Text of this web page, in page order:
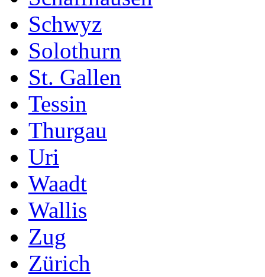
Schwyz
Solothurn
St. Gallen
Tessin
Thurgau
Uri
Waadt
Wallis
Zug
Zürich